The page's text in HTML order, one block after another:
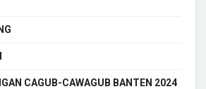
CAGUB-CAWAGUB BANTEN 2024